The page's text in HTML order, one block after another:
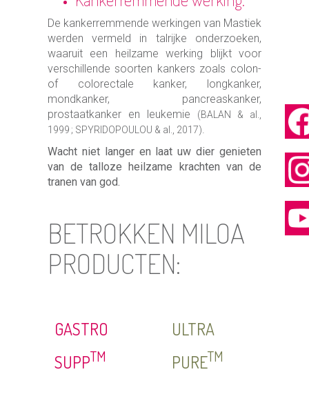
De kankerremmende werkingen van Mastiek
werden vermeld in talrijke onderzoeken,
waaruit een heilzame werking blijkt voor
verschillende soorten kankers zoals colon-
of colorectale kanker, longkanker,
mondkanker, pancreaskanker,
prostaatkanker en leukemie
(BALAN & al.,
1999 ; SPYRIDOPOULOU & al., 2017).
Wacht niet langer en laat uw dier genieten
van de talloze heilzame krachten van de
tranen van god.
BETROKKEN MILOA
PRODUCTEN:
GASTRO
SUPPTM
ULTRA
PURETM